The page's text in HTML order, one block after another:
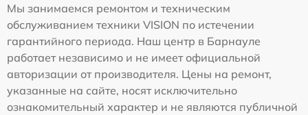
Мы занимаемся ремонтом и техническим
обслуживанием техники VISION по истечении
гарантийного периода. Наш центр в Барнауле
работает независимо и не имеет официальной
авторизации от производителя. Цены на ремонт,
указанные на сайте, носят исключительно
ознакомительный характер и не являются публичной